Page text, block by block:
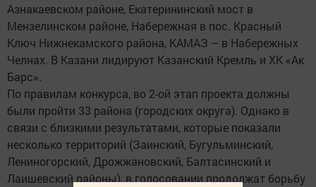
Азнакаевском районе, Екатерининский мост в
Мензелинском районе, Набережная в пос. Красный
Ключ Нижнекамского района, КАМАЗ – в Набережных
Челнах. В Казани лидируют Казанский Кремль и ХК «Ак
Барс».
По правилам конкурса, во 2-ой этап проекта должны
были пройти 33 района (городских округа). Однако в
связи с близкими результатами, которые показали
несколько территорий (Заинский, Бугульминский,
Лениногорский, Дрожжановский, Балтасинский и
Лаишевский районы), в голосовании продолжат борьбу